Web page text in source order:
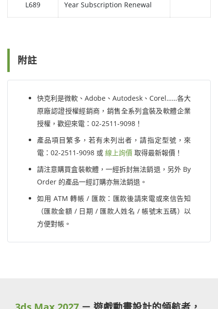
L689 Year Subscription Renewal
附註
快克利是微軟、Adobe、Autodesk、Corel……各大
原廠認證授權經銷商，銷售全系列盒裝及軟體企業
授權，歡迎來電：02-2511-9098！
產品項目繁多，若有未列出者，請指定型號，來
電：02-2511-9098 或 線上詢價 取得最新報價！
請注意購買盒裝軟體，一經拆封無法銷退，另外 By
Order 的產品一經訂購亦無法銷退。
如用 ATM 轉帳 / 匯款：匯款後請來電或來信告知
（匯款金額 / 日期 / 匯款人姓名 / 帳號末五碼）以
方便對帳。